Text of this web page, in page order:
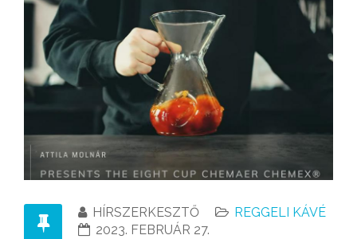
HÍRSZERKESZTŐ
REGGELI KÁVÉ
2023. FEBRUÁR 27.